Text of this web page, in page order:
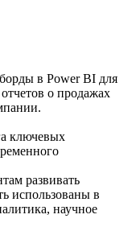
в Power BI для
о продажах
ключевых
развивать
использованы в
научное